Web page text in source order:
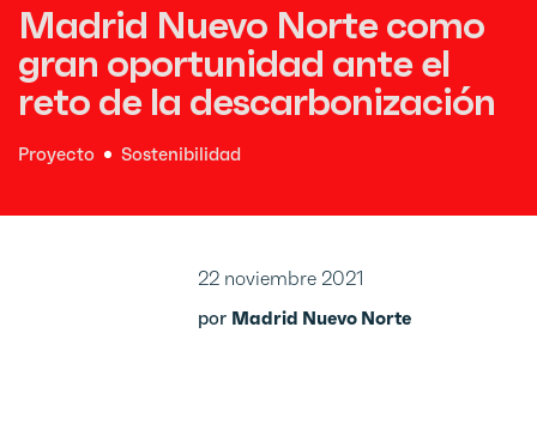
Madrid Nuevo Norte como
gran oportunidad ante el
reto de la descarbonización
Proyecto Sostenibilidad
22 noviembre 2021
por Madrid Nuevo Norte